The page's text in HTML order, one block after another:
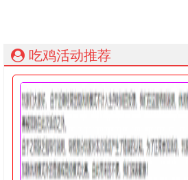
吃鸡活动推荐